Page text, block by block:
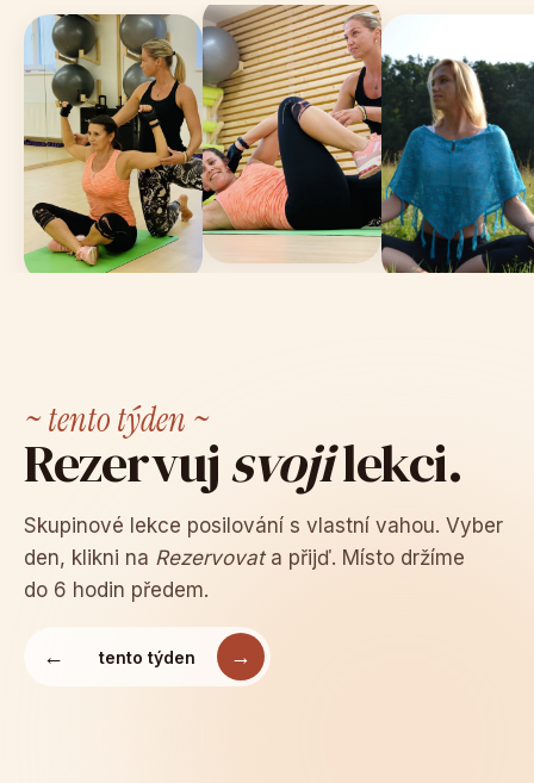
~ tento týden ~
Rezervujsvojilekci.
Skupinové lekce posilování s vlastní vahou. Vyber
den, klikni na Rezervovata přijď. Místo držíme
do 6 hodin předem.
← tento týden →